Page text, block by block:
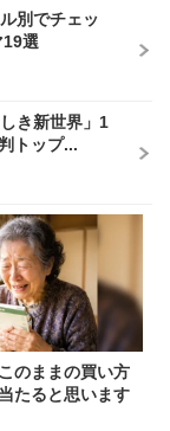
別でチェッ
選
き新世界」1
トップ...
のままの買い方
たると思います